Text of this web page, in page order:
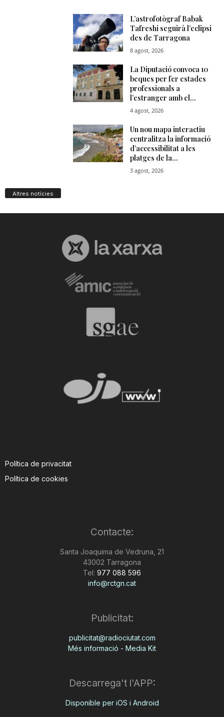
Altres notícies
Política de privacitat
Política de cookies
Contacte:
Santa Joaquima de Vedruna, 21
43002 Tarragona
Tel: 977 088 596
info@rctgn.cat
Publicitat:
publicitat@radiociutat.com
Més informació - Media Kit
Descarrega't l'APP:
Disponible per iOS i Android